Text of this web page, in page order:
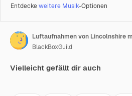
Entdeckeweitere Musik-Optionen
BlackBoxGuild
Vielleicht gefällt dir auch